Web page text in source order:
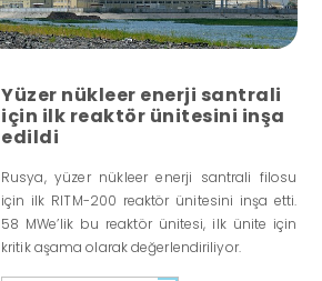
Yüzer nükleer enerji santrali
için ilk reaktör ünitesini inşa
edildi
Rusya, yüzer nükleer enerji santrali filosu
için ilk RITM-200 reaktör ünitesini inşa etti.
58 MWe’lik bu reaktör ünitesi, ilk ünite için
kritik aşama olarak değerlendiriliyor.